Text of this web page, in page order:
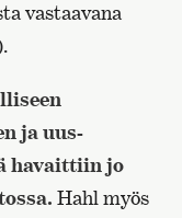
vastaavana
ja uus-
havaittiin jo
Hahl myös